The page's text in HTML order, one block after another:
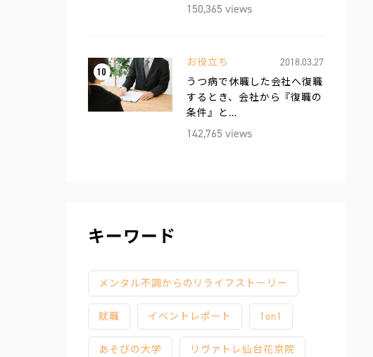
150,365 views
10
お役立ち
2018.03.27
うつ病で休職した会社へ復職
するとき、会社から『復職の
条件』と…
142,765 views
キーワード
メンタル不調からのリライフストーリー
就職 イベントレポート 1on1
あそびの大学 リヴァトレ仙台花京院